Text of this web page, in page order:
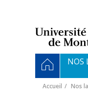
Navigation
principale
ACCUEIL
NOS
Accueil Nos